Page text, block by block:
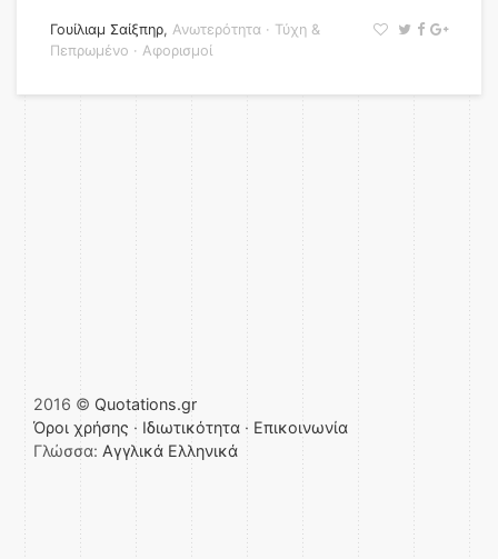
Γουίλιαμ Σαίξπηρ, Ανωτερότητα · Τύχη &
Πεπρωμένο · Αφορισμοί
2016 © Quotations.gr
Όροι χρήσης · Ιδιωτικότητα · Επικοινωνία
Γλώσσα: Αγγλικά Ελληνικά